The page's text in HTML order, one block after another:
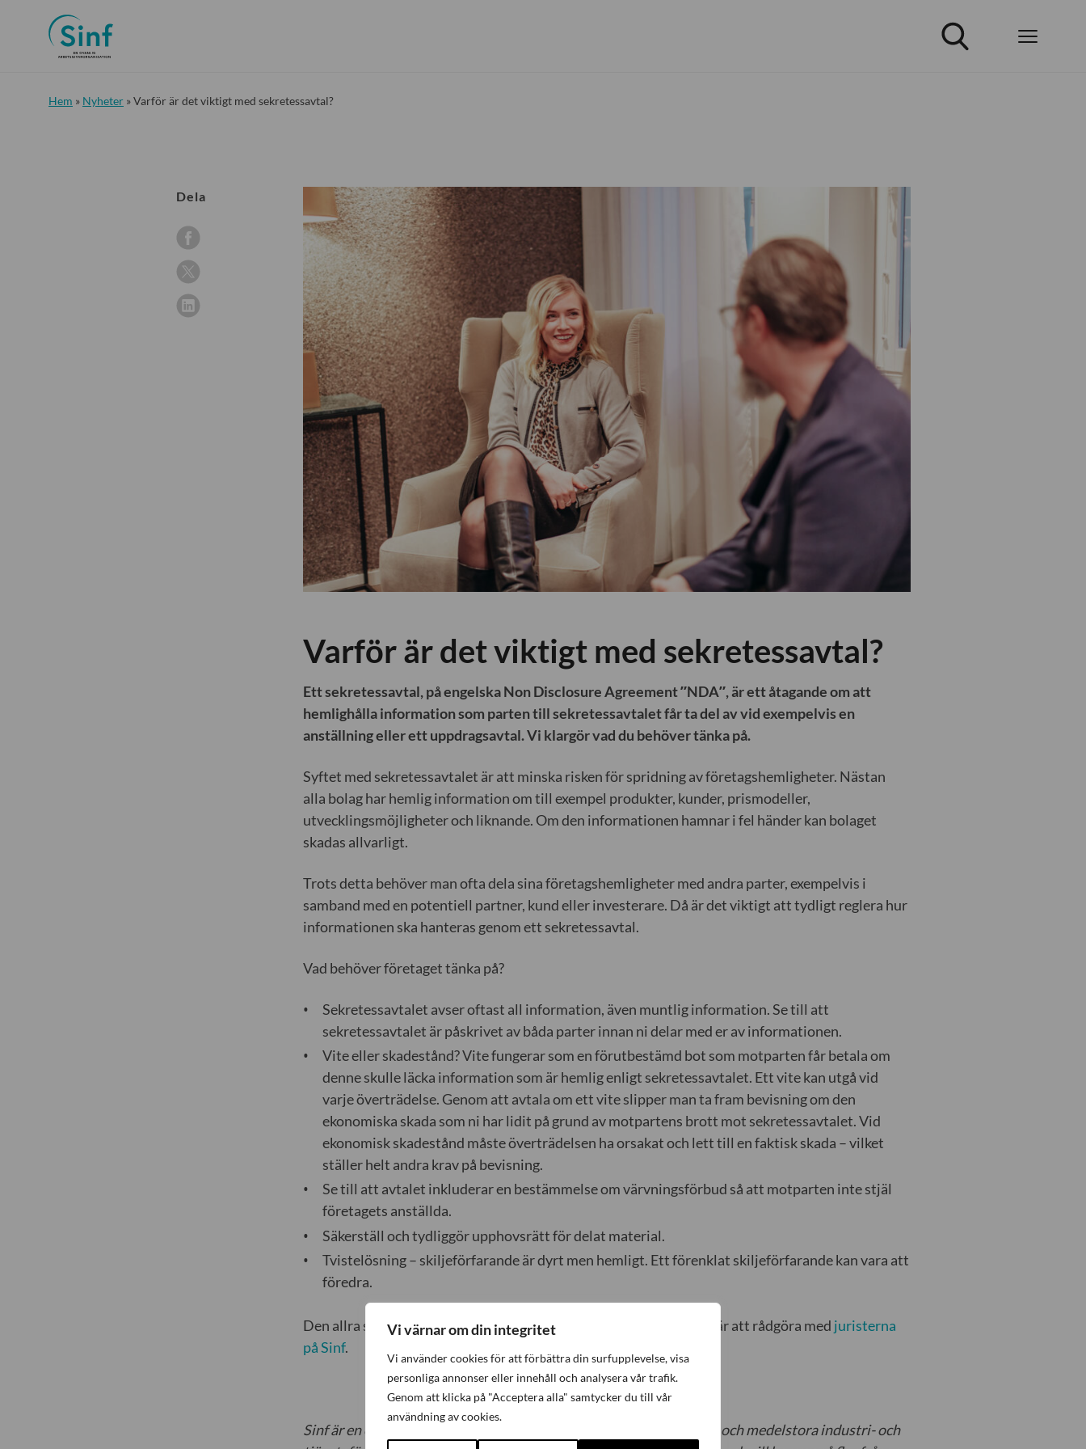
Vi värnar om din integritet
Vi använder cookies för att förbättra din surfupplevelse, visa
personliga annonser eller innehåll och analysera vår trafik.
Genom att klicka på "Acceptera alla" samtycker du till vår
användning av cookies.
Hem » Nyheter »Varför är det viktigt med sekretessavtal?
Varför är det viktigt med sekretessavtal?
Ett sekretessavtal, på engelska Non Disclosure Agreement ”NDA”, är ett åtagande om att
hemlighålla information som parten till sekretessavtalet får ta del av vid exempelvis en
anställning eller ett uppdragsavtal. Vi klargör vad du behöver tänka på.
Syftet med sekretessavtalet är att minska risken för spridning av företagshemligheter. Nästan
alla bolag har hemlig information om till exempel produkter, kunder, prismodeller,
utvecklingsmöjligheter och liknande. Om den informationen hamnar i fel händer kan bolaget
skadas allvarligt.
Trots detta behöver man ofta dela sina företagshemligheter med andra parter, exempelvis i
samband med en potentiell partner, kund eller investerare. Då är det viktigt att tydligt reglera hur
informationen ska hanteras genom ett sekretessavtal.
Vad behöver företaget tänka på?
Sekretessavtalet avser oftast all information, även muntlig information. Se till att
sekretessavtalet är påskrivet av båda parter innan ni delar med er av informationen.
Vite eller skadestånd? Vite fungerar som en förutbestämd bot som motparten får betala om
denne skulle läcka information som är hemlig enligt sekretessavtalet. Ett vite kan utgå vid
varje överträdelse. Genom att avtala om ett vite slipper man ta fram bevisning om den
ekonomiska skada som ni har lidit på grund av motpartens brott mot sekretessavtalet. Vid
ekonomisk skadestånd måste överträdelsen ha orsakat och lett till en faktisk skada – vilket
ställer helt andra krav på bevisning.
Se till att avtalet inkluderar en bestämmelse om värvningsförbud så att motparten inte stjäl
företagets anställda.
Säkerställ och tydliggör upphovsrätt för delat material.
Tvistelösning – skiljeförfarande är dyrt men hemligt. Ett förenklat skiljeförfarande kan vara att
föredra.
Den allra säkraste vägen till att få det sekretessavtal just du vill ha är att rådgöra med juristerna
på Sinf.
Sinf är en oberoende arbetsgivarorganisation som organiserar små och medelstora industri- och
Dela